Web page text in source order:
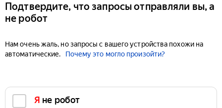
Подтвердите, что запросы отправляли вы, а
не робот
Нам очень жаль, но запросы с вашего устройства похожи на
автоматические.
Почему это могло произойти?
Я не робот